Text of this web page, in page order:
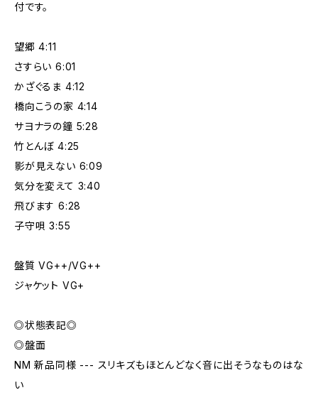
付です。
望郷 4:11
さすらい 6:01
かざぐるま 4:12
橋向こうの家 4:14
サヨナラの鐘 5:28
竹とんぼ 4:25
影が見えない 6:09
気分を変えて 3:40
飛びます 6:28
子守唄 3:55
盤質 VG++/VG++
ジャケット VG+
◎状態表記◎
◎盤面
NM 新品同様 --- スリキズもほとんどなく音に出そうなものはな
い